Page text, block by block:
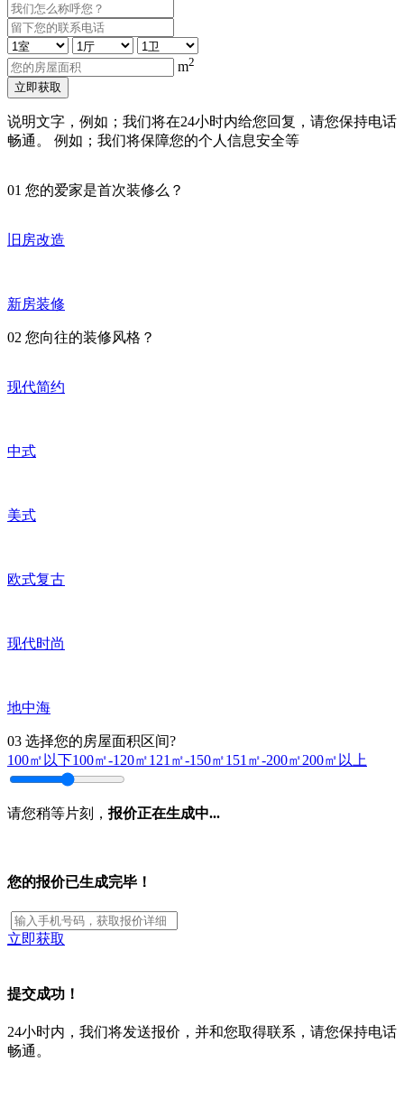
m2
立即获取
说明文字，例如；我们将在24小时内给您回复，请您保持电话
畅通。 例如；我们将保障您的个人信息安全等
01 您的爱家是首次装修么？
旧房改造
新房装修
02 您向往的装修风格？
现代简约
中式
美式
欧式复古
现代时尚
地中海
03 选择您的房屋面积区间?
100㎡以下100㎡-120㎡121㎡-150㎡151㎡-200㎡200㎡以上
请您稍等片刻， 报价正在生成中...
您的报价已生成完毕！
立即获取
提交成功！
24小时内，我们将发送报价，并和您取得联系，请您保持电话
畅通。